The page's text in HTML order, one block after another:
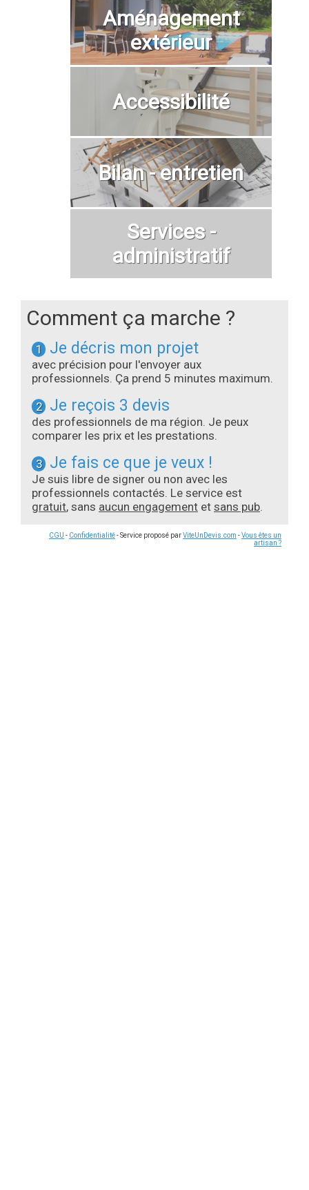
Aménagement
extérieur
Accessibilité
Bilan - entretien
Services -
administratif
Comment ça marche ?
1 Je décris mon projet
avec précision pour l'envoyer aux
professionnels. Ça prend 5 minutes maximum.
2 Je reçois 3 devis
des professionnels de ma région. Je peux
comparer les prix et les prestations.
3 Je fais ce que je veux !
Je suis libre de signer ou non avec les
professionnels contactés. Le service est
gratuit, sans aucun engagement et sans pub.
CGU - Confidentialité- Service proposé parViteUnDevis.com -Vous êtes un
artisan ?